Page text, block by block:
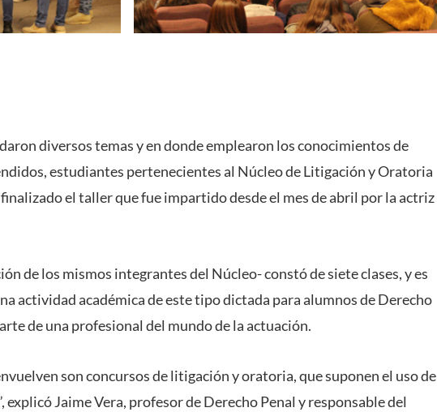
diversos temas y en donde emplearon los conocimientos de
estudiantes pertenecientes al Núcleo de Litigación y Oratoria
el taller que fue impartido desde el mes de abril por la actriz
de los mismos integrantes del Núcleo- constó de siete clases, y es
actividad académica de este tipo dictada para alumnos de Derecho
de una profesional del mundo de la actuación.
son concursos de litigación y oratoria, que suponen el uso de
explicó Jaime Vera, profesor de Derecho Penal y responsable del